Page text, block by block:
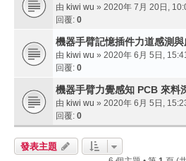
由 kiwi wu » 2020年 7月 20日,
回覆: 0
機器手臂記憶插件力道感測與
由 kiwi wu » 2020年 6月 5日,
回覆: 0
機器手臂力覺感知 PCB 來料
由 kiwi wu » 2020年 6月 5日,
回覆: 0
發表主題